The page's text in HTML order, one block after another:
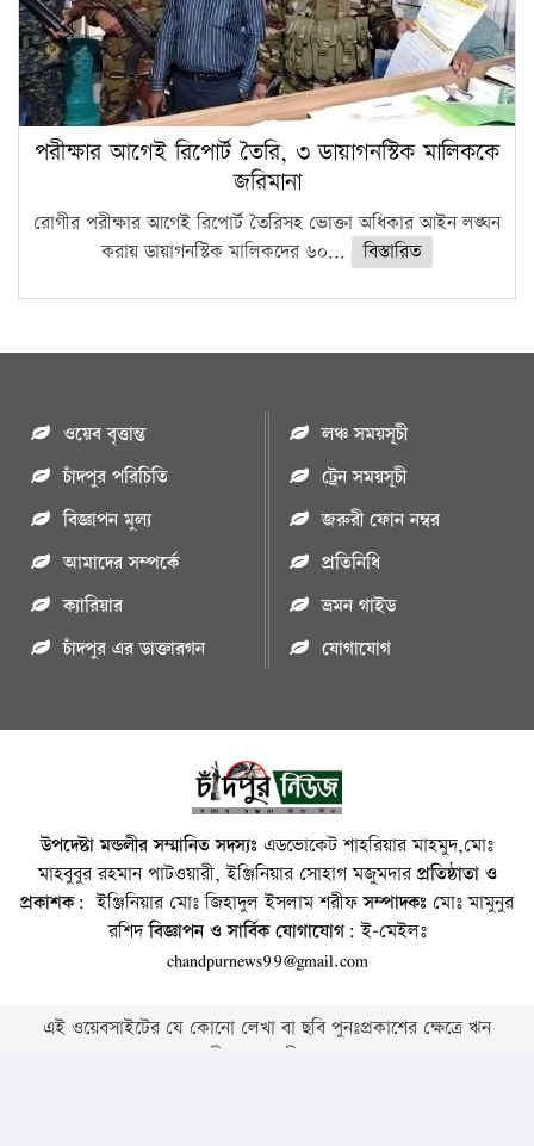
পরীক্ষার আগেই রিপোর্ট তৈরি, ৩ ডায়াগনস্টিক মালিককে
জরিমানা
রোগীর পরীক্ষার আগেই রিপোর্ট তৈরিসহ ভোক্তা অধিকার আইন লঙ্ঘন
করায় ডায়াগনস্টিক মালিকদের ৬০...
বিস্তারিত
ওয়েব বৃত্তান্ত
চাঁদপুর পরিচিতি
বিজ্ঞাপন মুল্য
আমাদের সম্পর্কে
ক্যারিয়ার
চাঁদপুর এর ডাক্তারগন
লঞ্চ সময়সূচী
ট্রেন সময়সূচী
জরুরী ফোন নম্বর
প্রতিনিধি
ভ্রমন গাইড
যোগাযোগ
উপদেষ্টা মন্ডলীর সম্মানিত সদস্যঃ এডভোকেট শাহরিয়ার মাহমুদ,মোঃ
মাহবুবুর রহমান পাটওয়ারী, ইঞ্জিনিয়ার সোহাগ মজুমদারপ্রতিষ্ঠাতা ও
প্রকাশক: ইঞ্জিনিয়ার মোঃ জিহাদুল ইসলাম শরীফসম্পাদকঃ মোঃ মামুনুর
রশিদবিজ্ঞাপন ও সার্বিক যোগাযোগ: ই-মেইলঃ
chandpurnews99@gmail.com
এই ওয়েবসাইটের যে কোনো লেখা বা ছবি পুনঃপ্রকাশের ক্ষেত্রে ঋন
স্বীকার বাঞ্চনীয় ।